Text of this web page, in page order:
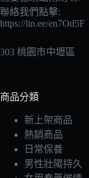
聯絡我們點擊:
https://lin.ee/en7Od5F
303 桃園市中壢區
商品分類
新上架商品
熱銷商品
日常保養
男性壯陽持久